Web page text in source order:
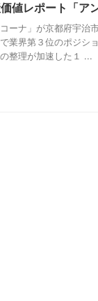
値レポート「ア
ーナ」が京都府宇治
業界第３位のポジシ
整理が加速した１ ...